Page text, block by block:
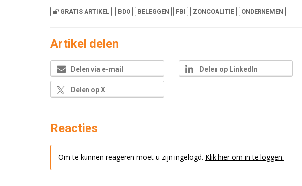
GRATIS ARTIKEL BDO BELEGGEN FBI ZONCOALITIE ONDERNEMEN
Artikel delen
Delen via e-mail Delen op LinkedIn
Delen op X
Reacties
Om te kunnen reageren moet u zijn ingelogd. Klik hier om in te loggen.